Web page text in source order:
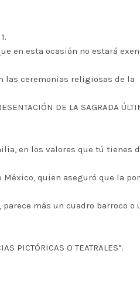
en esta ocasión no estará
las ceremonias religiosas de la
DE LA SAGRADA
en los valores que tú tienes
quien aseguró que la
más un cuadro barroco o
PICTÓRICAS O TEATRALES”.